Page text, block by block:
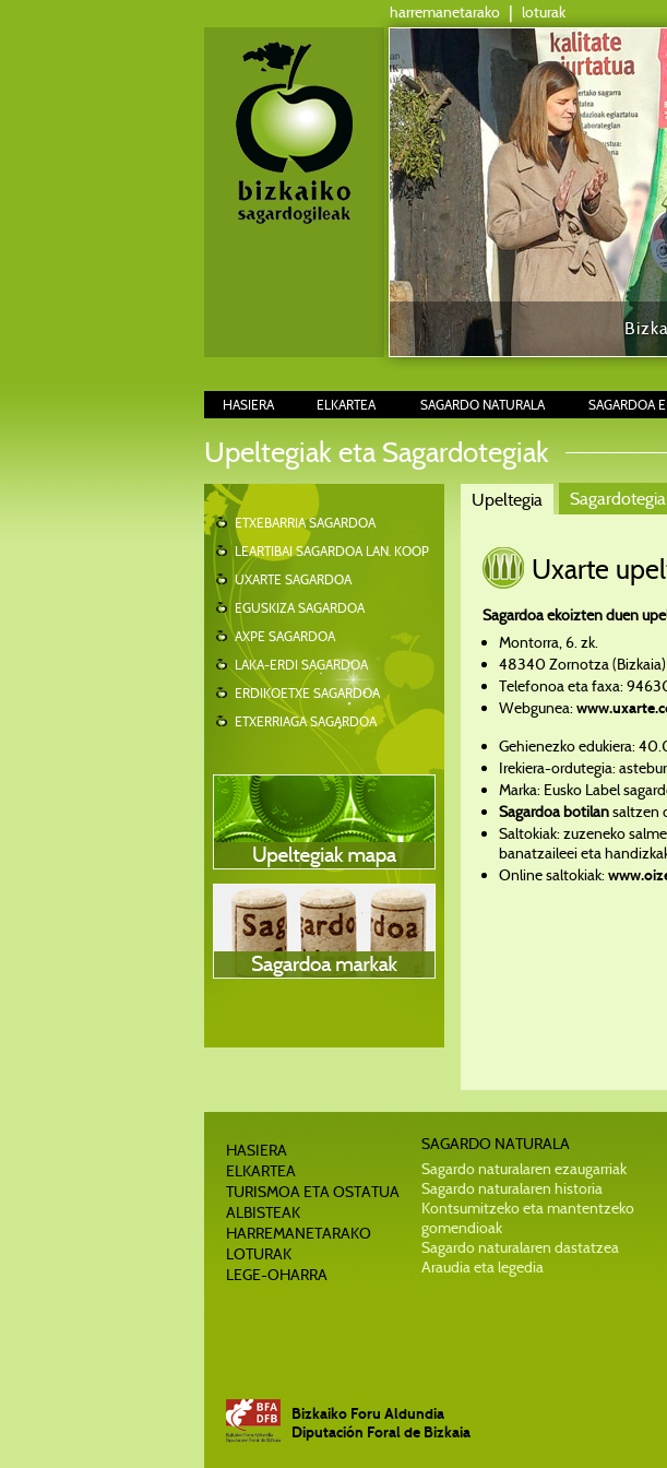
harremanetarako | loturak
HASIERA ELKARTEA SAGARDO NATURALA SAGARDOA
Upeltegiak eta Sagardotegiak
ETXEBARRIA SAGARDOA
LEARTIBAI SAGARDOA LAN. KOOP
UXARTE SAGARDOA
EGUSKIZA SAGARDOA
AXPE SAGARDOA
LAKA-ERDI SAGARDOA
ERDIKOETXE SAGARDOA
ETXERRIAGA SAGARDOA
Upeltegia Sagardotegia
Uxarte
Sagardoa ekoizten duen
Montorra, 6. zk.
48340 Zornotza (Bizkaia)
Telefonoa eta faxa:
Webgunea:
Gehienezko edukiera:
Irekiera-ordutegia:
Marka: Eusko Label
Sagardoa botilansaltzen
Saltokiak: zuzeneko
banatzaileei eta
Online saltokiak:
HASIERA
ELKARTEA
TURISMOA ETA OSTATUA
ALBISTEAK
HARREMANETARAKO
LOTURAK
LEGE-OHARRA
SAGARDO NATURALA
Sagardo naturalaren ezaugarriak
Sagardo naturalaren historia
Kontsumitzeko eta mantentzeko
gomendioak
Sagardo naturalaren dastatzea
Araudia eta legedia
Bizkaiko Foru Aldundia
Diputación Foral de Bizkaia